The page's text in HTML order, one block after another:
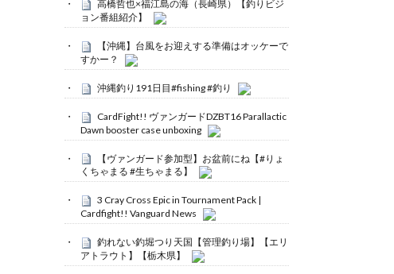
高橋哲也×福江島の海（長崎県）【釣りビジ
ョン番組紹介】
【沖縄】台風をお迎えする準備はオッケーで
すかー？
沖縄釣り191日目#fishing #釣り
CardFight!! ヴァンガードDZBT16 Parallactic
Dawn booster case unboxing
【ヴァンガード参加型】お盆前にね【#りょ
くちゃまる #生ちゃまる】
3 Cray Cross Epic in Tournament Pack |
Cardfight!! Vanguard News
釣れない釣堀つり天国【管理釣り場】【エリ
アトラウト】【栃木県】